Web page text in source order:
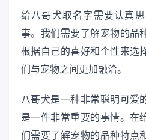
给八哥犬取名字需要认真
事。我们需要了解宠物的品
根据自己的喜好和个性来选
们与宠物之间更加融洽。
八哥犬是一种非常聪明可爱
是一件非常重要的事情。在
们需要了解宠物的品种特点